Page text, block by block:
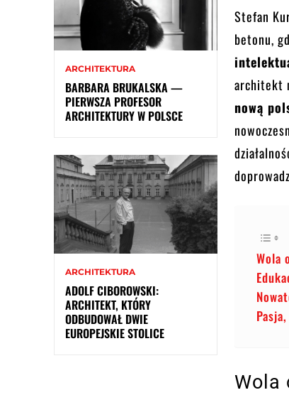
ARCHITEKTURA
BARBARA BRUKALSKA —
PIERWSZA PROFESOR
ARCHITEKTURY W POLSCE
ARCHITEKTURA
ADOLF CIBOROWSKI:
ARCHITEKT, KTÓRY
ODBUDOWAŁ DWIE
EUROPEJSKIE STOLICE
Stefan
betonu,
architekt
nową
Wola
Wola